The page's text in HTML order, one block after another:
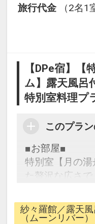
旅行代金
（2名
【DPe宿】
ム】露天風呂
特別室料理プ
このプラ
■お部屋■
特別室【月の
た贅沢な広さ
■お食事■
紗々羅館／露天風
（ムーンリバー）